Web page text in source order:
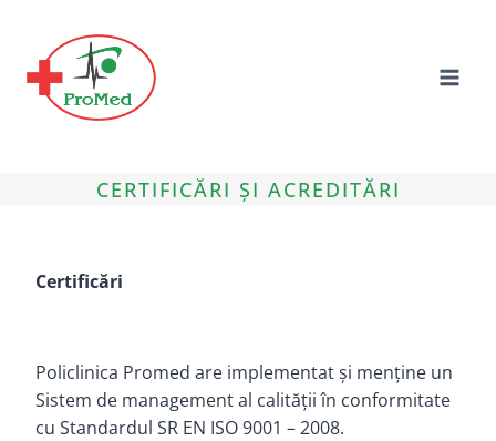
content
CERTIFICĂRI ȘI ACREDITĂRI
Certificări
Policlinica Promed are implementat şi menţine un
Sistem de management al calităţii în conformitate
cu Standardul SR EN ISO 9001 – 2008.